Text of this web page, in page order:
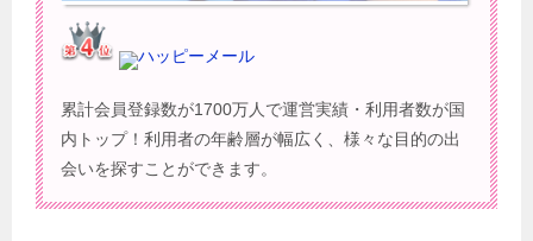
ハッピーメール
累計会員登録数が1700万人で運営実績・利用者数が国
内トップ！利用者の年齢層が幅広く、様々な目的の出
会いを探すことができます。